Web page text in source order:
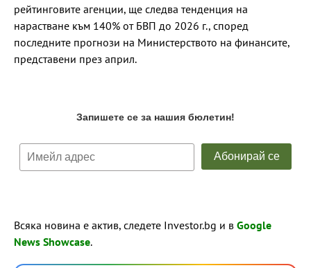
рейтинговите агенции, ще следва тенденция на
нарастване към 140% от БВП до 2026 г., според
последните прогнози на Министерството на финансите,
представени през април.
Всяка новина е актив, следете Investor.bg и в Google
News Showcase.